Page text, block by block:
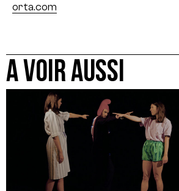
orta.com
A VOIR AUSSI